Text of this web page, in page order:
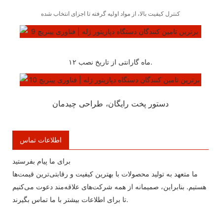
کنترل کیفیت بالا، از مواد اولیه گرفته تا اجزای انتخاب شده
۱۲ ماه گارانتی از تاریخ نصب.
دستور پخت رایگان، طراحی چیدمان
اطلاعات تماس
برای ما پیام بفرستید
ما متعهد به تولید محصولات با بهترین کیفیت و رقابتی‌ترین قیمت‌ها
هستیم. بنابراین، صمیمانه از همه شرکت‌های علاقه‌مند دعوت می‌کنیم
تا برای اطلاعات بیشتر با ما تماس بگیرند.